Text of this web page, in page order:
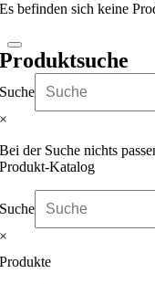
Es befinden sich keine
Produktsuche
Suche
×
Bei der Suche nichts
Produkt-Katalog
Suche
×
Produkte